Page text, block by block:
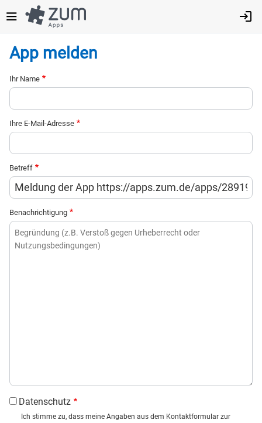
zum
Inhalt
App melden
Ihr Name
Ihre E-Mail-Adresse
Betreff
Benachrichtigung
Datenschutz
Ich stimme zu, dass meine Angaben aus dem Kontaktformular zur